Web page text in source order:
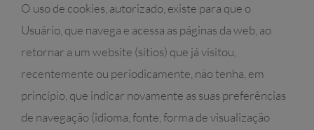
O uso de cookies, autorizado, existe para que o
Usuário, que navega e acessa as páginas da web, ao
retornar a um website (sítios) que já visitou,
recentemente ou periodicamente, não tenha, em
princípio, que indicar novamente as suas preferências
de navegação (idioma, fonte, forma de visualização